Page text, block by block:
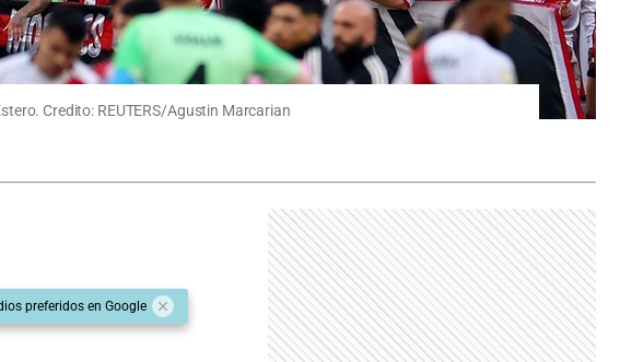
Credito: REUTERS/Agustin Marcarian
preferidos en Google